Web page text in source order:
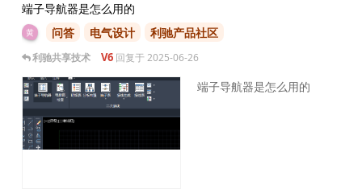
端子导航器是怎么用的
黄 问答 电气设计 利驰产品社区
利驰共享技术 V6 回复于2025-06-26
端子导航器是怎么用的